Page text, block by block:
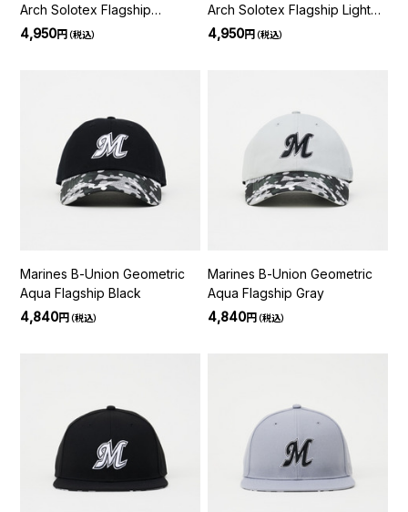
Arch Solotex Flagship
Charcoal Gray
4,950円（税込）
Arch Solotex Flagship Light
Beige
4,950円（税込）
Marines B-Union Geometric
Aqua Flagship Black
4,840円（税込）
Marines B-Union Geometric
Aqua Flagship Gray
4,840円（税込）